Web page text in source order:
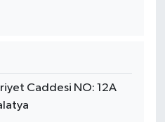
Caddesi NO: 12A